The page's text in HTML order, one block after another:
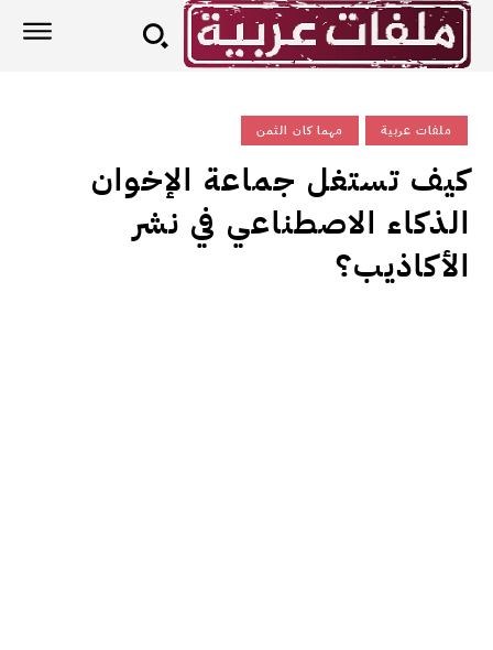
ملفات عربية مهما كان الثمن
كيف تستغل جماعة الإخوان
الذكاء الاصطناعي في نشر
الأكاذيب؟